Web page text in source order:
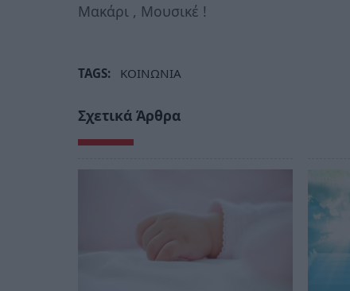
Μακάρι , Μουσικέ !
TAGS: ΚΟΙΝΩΝΙΑ
Σχετικά Άρθρα